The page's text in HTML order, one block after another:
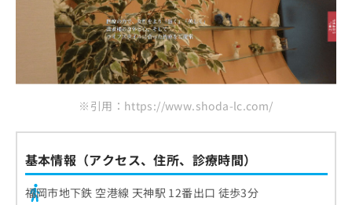
※引用：https://www.shoda-lc.com/
基本情報（アクセス、住所、診療時間）
福岡市地下鉄 空港線 天神駅 12番出口 徒歩3分